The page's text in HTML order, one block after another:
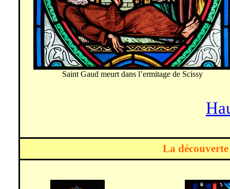
Saint Gaud meurt dans l’ermitage de Scissy
La